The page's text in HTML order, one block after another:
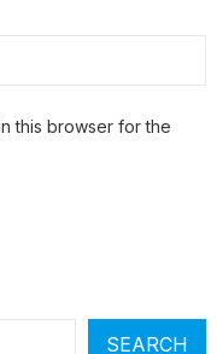
this browser for the
SEARCH